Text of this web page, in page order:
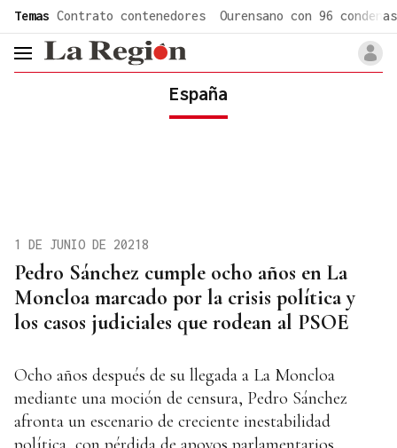
Temas Contrato contenedores Ourensano con 96 condenas
header.menu.open
España
Pedro Sánchez cumple ocho años en La
Moncloa marcado por la crisis política y
los casos judiciales que rodean al PSOE
1 DE JUNIO DE 20218
Ocho años después de su llegada a La Moncloa
mediante una moción de censura, Pedro Sánchez
afronta un escenario de creciente inestabilidad